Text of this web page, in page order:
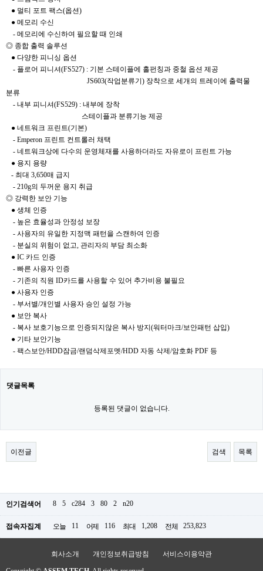
● 멀티 포트 팩스(옵션)
● 메모리 수신
- 메모리에 수신하여 필요할 때 인쇄
◎ 종합 출력 솔루션
● 다양한 피니싱 옵션
- 플로어 피니셔(FS527) : 기본 스테이플에 홀펀칭과 중철 옵션 제공
JS603(작업분류기) 장착으로 세개의 트레이에 출력물
분류
- 내부 피니셔(FS529) : 내부에 장착
스테이플과 분류기능 제공
● 네트워크 프린트(기본)
- Emperon 프린트 컨트롤러 채택
- 네트워크상에 다수의 운영체재를 사용하더라도 자유로이 프린트 가능
● 용지 용량
- 최대 3,650매 급지
- 210g의 두꺼운 용지 취급
◎ 강력한 보안 기능
● 생체 인증
- 높은 효율성과 안정성 보장
- 사용자의 유일한 지정맥 패턴을 스캔하여 인증
- 분실의 위험이 없고, 관리자의 부담 최소화
● IC 카드 인증
- 빠른 사용자 인증
- 기존의 직원 ID카드를 사용할 수 있어 추가비용 불필요
● 사용자 인증
- 부서별/개인별 사용자 승인 설정 가능
● 보안 복사
- 복사 보호기능으로 인증되지않은 복사 방지(워터마크/보안패턴 삽입)
● 기타 보안기능
- 팩스보안/HDD잠금/랜덤삭제포멧/HDD 자동 삭제/암호화 PDF 등
댓글목록
등록된 댓글이 없습니다.
이전글 검색 목록
인기검색어 8 5 c284 3 80 2 n20
접속자집계 오늘 11 어제 116 최대 1,208 전체 253,823
회사소개 개인정보취급방침 서비스이용약관